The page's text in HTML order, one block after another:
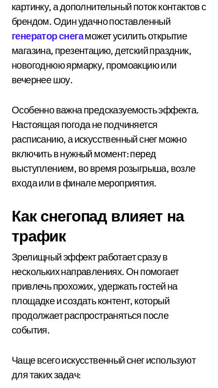
картинку, а дополнительный поток контактов с
брендом. Один удачно поставленный
генератор снегаможет усилить открытие
магазина, презентацию, детский праздник,
новогоднюю ярмарку, промоакцию или
вечернее шоу.
Особенно важна предсказуемость эффекта.
Настоящая погода не подчиняется
расписанию, а искусственный снег можно
включить в нужный момент: перед
выступлением, во время розыгрыша, возле
входа или в финале мероприятия.
Как снегопад влияет на
трафик
Зрелищный эффект работает сразу в
нескольких направлениях. Он помогает
привлечь прохожих, удержать гостей на
площадке и создать контент, который
продолжает распространяться после
события.
Чаще всего искусственный снег используют
для таких задач: